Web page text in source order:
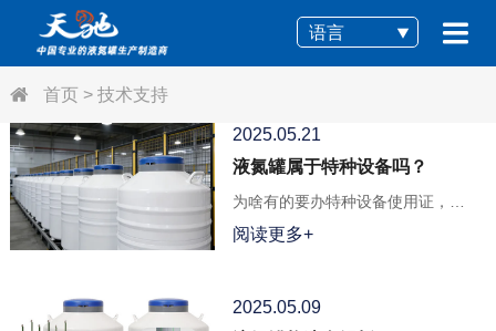
语言
首页> 技术支持
2025.05.21
液氮罐属于特种设备吗？
为啥有的要办特种设备使用证，有
的却不用？
阅读更多+
2025.05.09